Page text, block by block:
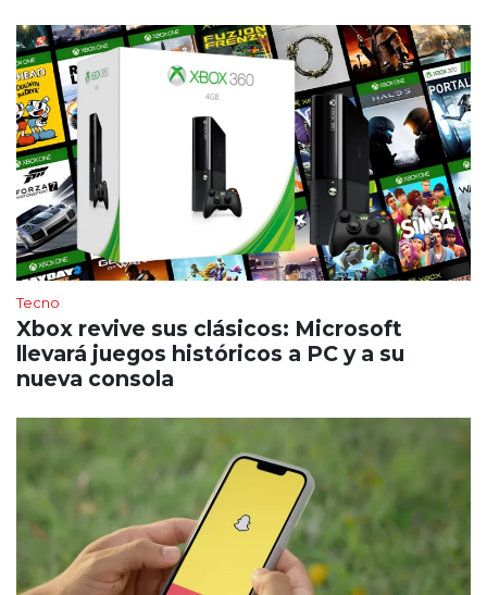
Tecno
Xbox revive sus clásicos: Microsoft
llevará juegos históricos a PC y a su
nueva consola